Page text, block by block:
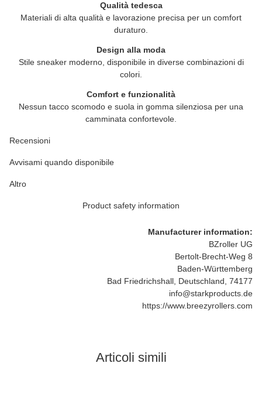
Qualità tedesca
Materiali di alta qualità e lavorazione precisa per un comfort
duraturo.
Design alla moda
Stile sneaker moderno, disponibile in diverse combinazioni di
colori.
Comfort e funzionalità
Nessun tacco scomodo e suola in gomma silenziosa per una
camminata confortevole.
Recensioni
Avvisami quando disponibile
Altro
Product safety information
Manufacturer information:
BZroller UG
Bertolt-Brecht-Weg 8
Baden-Württemberg
Bad Friedrichshall, Deutschland, 74177
info@starkproducts.de
https://www.breezyrollers.com
Articoli simili